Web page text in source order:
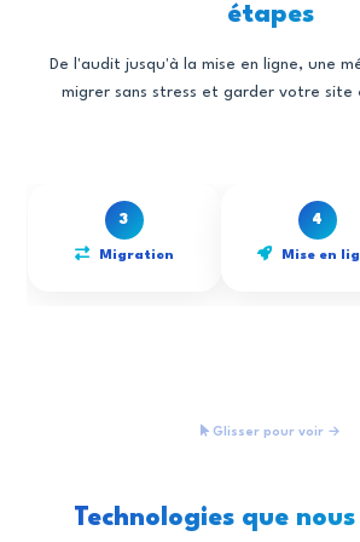
étapes
De l'audit jusqu'à la mise en ligne, une
migrer sans stress et garder votre site
3
Migration
4
Mise en
Glisser pour voir →
Technologies que